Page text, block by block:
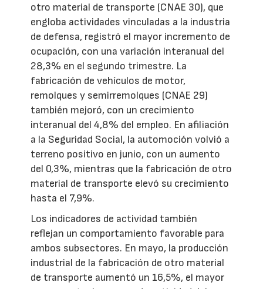
otro material de transporte (CNAE 30), que
engloba actividades vinculadas a la industria
de defensa, registró el mayor incremento de
ocupación, con una variación interanual del
28,3% en el segundo trimestre. La
fabricación de vehículos de motor,
remolques y semirremolques (CNAE 29)
también mejoró, con un crecimiento
interanual del 4,8% del empleo. En afiliación
a la Seguridad Social, la automoción volvió a
terreno positivo en junio, con un aumento
del 0,3%, mientras que la fabricación de otro
material de transporte elevó su crecimiento
hasta el 7,9%.
Los indicadores de actividad también
reflejan un comportamiento favorable para
ambos subsectores. En mayo, la producción
industrial de la fabricación de otro material
de transporte aumentó un 16,5%, el mayor